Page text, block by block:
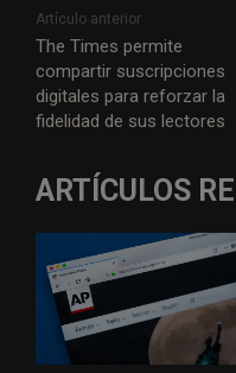
i
t
t
e
c
e
b
k
k
e
d
n
s
p
Artículo anterior
The Times permite
compartir suscripciones
digitales para reforzar la
fidelidad de sus lectores
ARTÍCULOS